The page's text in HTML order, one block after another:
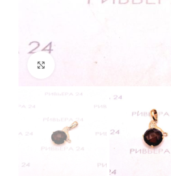
Нажмите, чтобы увеличить